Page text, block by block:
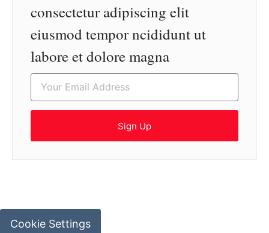
consectetur adipiscing elit
eiusmod tempor ncididunt ut
labore et dolore magna
Sign Up
Cookie Settings